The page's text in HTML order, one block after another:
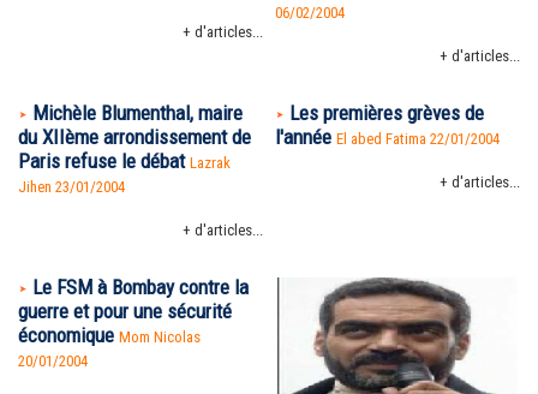
+ d'articles...
06/02/2004
+ d'articles...
Michèle Blumenthal, maire
du XIIème arrondissement de
Paris refuse le débat Lazrak
Jihen 23/01/2004
+ d'articles...
Les premières grèves de
l'année El abed Fatima 22/01/2004
+ d'articles...
Le FSM à Bombay contre la
guerre et pour une sécurité
économique Mom Nicolas
20/01/2004